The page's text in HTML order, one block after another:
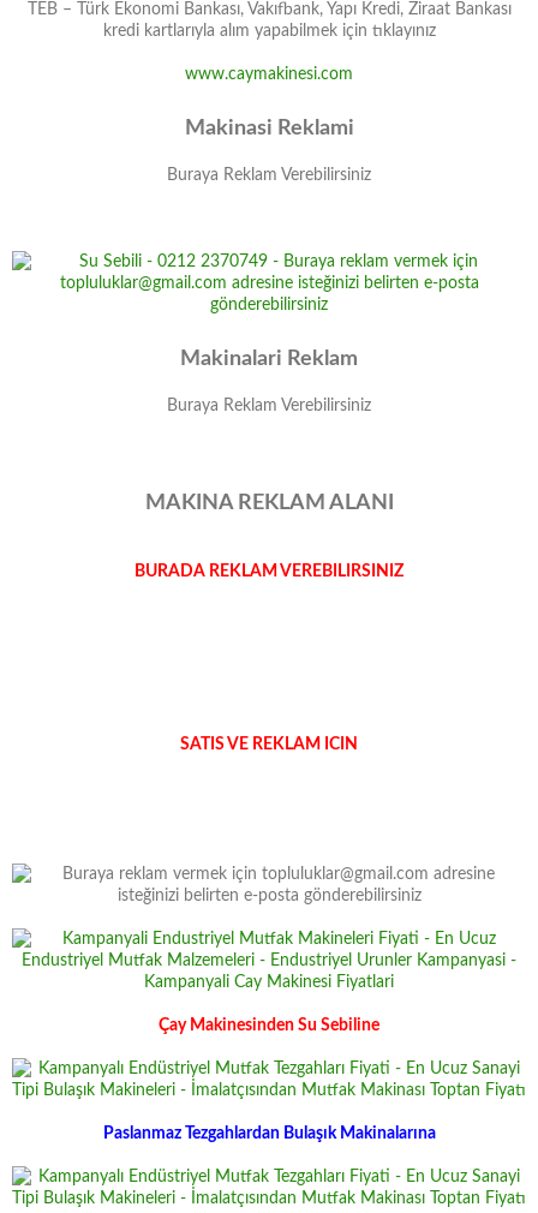
TEB – Türk Ekonomi Bankası, Vakıfbank, Yapı Kredi, Ziraat Bankası
kredi kartlarıyla alım yapabilmek için tıklayınız
www.caymakinesi.com
Makinasi Reklami
Buraya Reklam Verebilirsiniz
Makinalari Reklam
Buraya Reklam Verebilirsiniz
MAKINA REKLAM ALANI
BURADA REKLAM VEREBILIRSINIZ
SATIS VE REKLAM ICIN
Çay Makinesinden Su Sebiline
Paslanmaz Tezgahlardan Bulaşık Makinalarına